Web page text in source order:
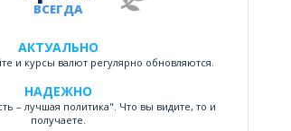
ВСЕГДА
АКТУАЛЬНО
и курсы валют регулярно обновляются.
НАДЕЖНО
– лучшая политика". Что вы видите, то и
получаете.